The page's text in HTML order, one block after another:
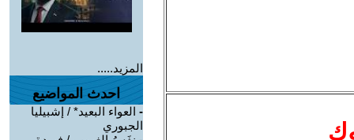
المزيد.....
احدث المواضيع
- العواء البعيد* / إشبيليا
الجبوري